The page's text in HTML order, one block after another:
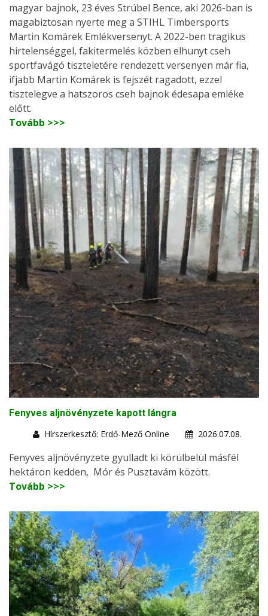
magyar bajnok, 23 éves Strúbel Bence, aki 2026-ban is
magabiztosan nyerte meg a STIHL Timbersports
Martin Komárek Emlékversenyt. A 2022-ben tragikus
hirtelenséggel, fakitermelés közben elhunyt cseh
sportfavágó tiszteletére rendezett versenyen már fia,
ifjabb Martin Komárek is fejszét ragadott, ezzel
tisztelegve a hatszoros cseh bajnok édesapa emléke
előtt.
Tovább >>>
Fenyves aljnövényzete kapott lángra
Hírszerkesztő: Erdő-Mező Online
2026.07.08.
Fenyves aljnövényzete gyulladt ki körülbelül másfél
hektáron kedden, Mór és Pusztavám között.
Tovább >>>